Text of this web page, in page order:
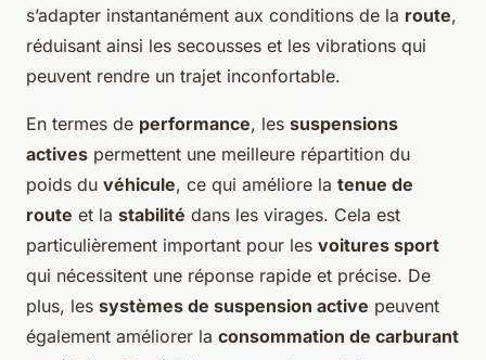
s’adapter instantanément aux conditions de la route,
réduisant ainsi les secousses et les vibrations qui
peuvent rendre un trajet inconfortable.
En termes de performance, les suspensions
actives permettent une meilleure répartition du
poids du véhicule, ce qui améliore la tenue de
route et la stabilité dans les virages. Cela est
particulièrement important pour les voitures sport
qui nécessitent une réponse rapide et précise. De
plus, les systèmes de suspension active peuvent
également améliorer la consommation de carburant